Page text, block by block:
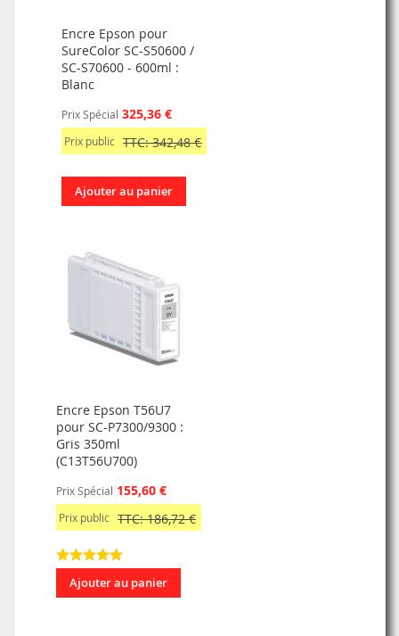
Encre Epson pour
SureColor SC-S50600 /
SC-S70600 - 600ml :
Blanc
Prix Spécial 325,36 €
Prix public TTC: 342,48 €
Ajouter au panier
Encre Epson T56U7
pour SC-P7300/9300 :
Gris 350ml
(C13T56U700)
Prix Spécial 155,60 €
Prix public TTC: 186,72 €
Ajouter au panier